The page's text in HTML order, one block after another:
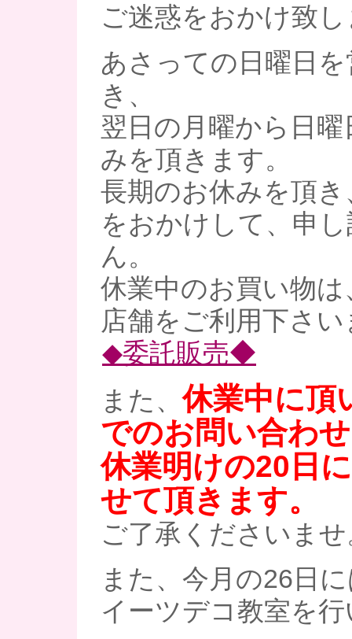
ご迷惑をおかけ致
あさっての日曜日
き、
翌日の月曜から日
みを頂きます。
長期のお休みを頂
をおかけして、申
ん。
休業中のお買い物
店舗をご利用下さ
◆委託販売◆
また、休業中に頂
でのお問い合わ
休業明けの20日
せて頂きます。
ご了承くださいませ
また、今月の26日
イーツデコ教室を